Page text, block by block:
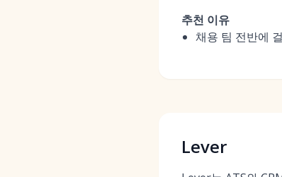
추천 이유
채용 팀 전반에
Lever